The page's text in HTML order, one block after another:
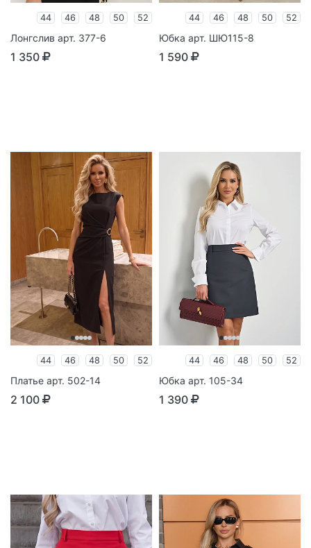
44 46 48 50 52
Лонгслив арт. 377-6
1 350
44 46 48 50 52
Юбка арт. ШЮ115-8
1 590
44 46 48 50 52
Платье арт. 502-14
2 100
44 46 48 50 52
Юбка арт. 105-34
1 390